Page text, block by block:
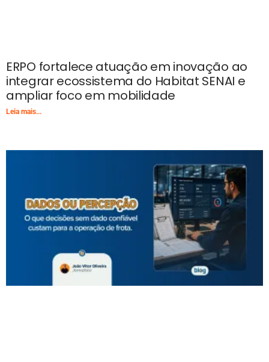
ERPO fortalece atuação em inovação ao
integrar ecossistema do Habitat SENAI e
ampliar foco em mobilidade
Leia mais...